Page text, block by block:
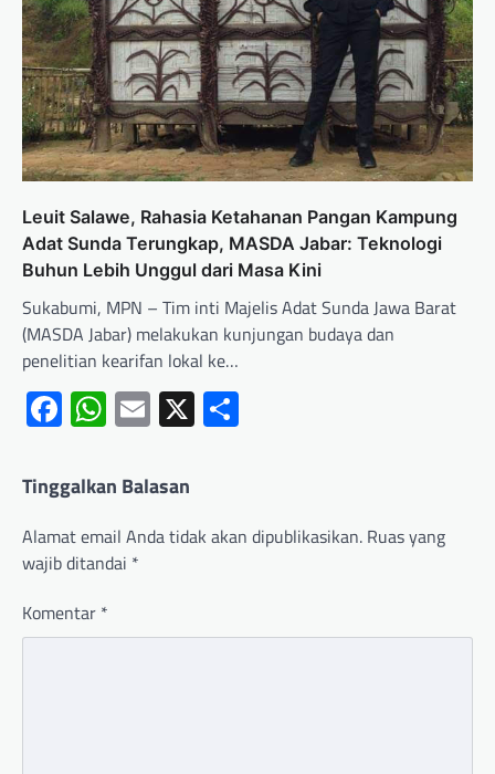
Leuit Salawe, Rahasia Ketahanan Pangan Kampung
Adat Sunda Terungkap, MASDA Jabar: Teknologi
Buhun Lebih Unggul dari Masa Kini
Sukabumi, MPN – Tim inti Majelis Adat Sunda Jawa Barat
(MASDA Jabar) melakukan kunjungan budaya dan
penelitian kearifan lokal ke…
Facebook
WhatsApp
Email
X
Tinggalkan Balasan
Alamat email Anda tidak akan dipublikasikan. Ruas yang
wajib ditandai *
Komentar *